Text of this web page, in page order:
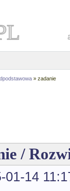
» zadanie
/
01-14